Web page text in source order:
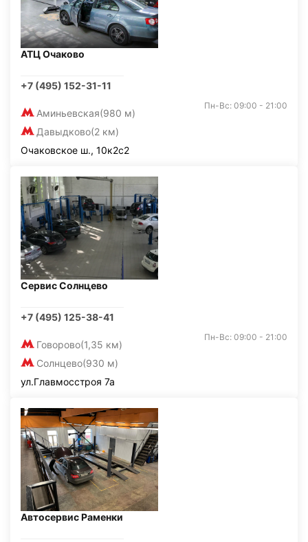
АТЦ Очаково
+7 (495) 152-31-11
Аминьевская(980 м)
Давыдково(2 км)
Пн-Вс: 09:00 - 21:00
Очаковское ш., 10к2с2
Сервис Солнцево
+7 (495) 125-38-41
Говорово(1,35 км)
Солнцево(930 м)
Пн-Вс: 09:00 - 21:00
ул.Главмосстроя 7а
Автосервис Раменки